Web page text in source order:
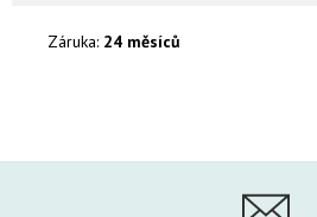
Záruka: 24 měsíců